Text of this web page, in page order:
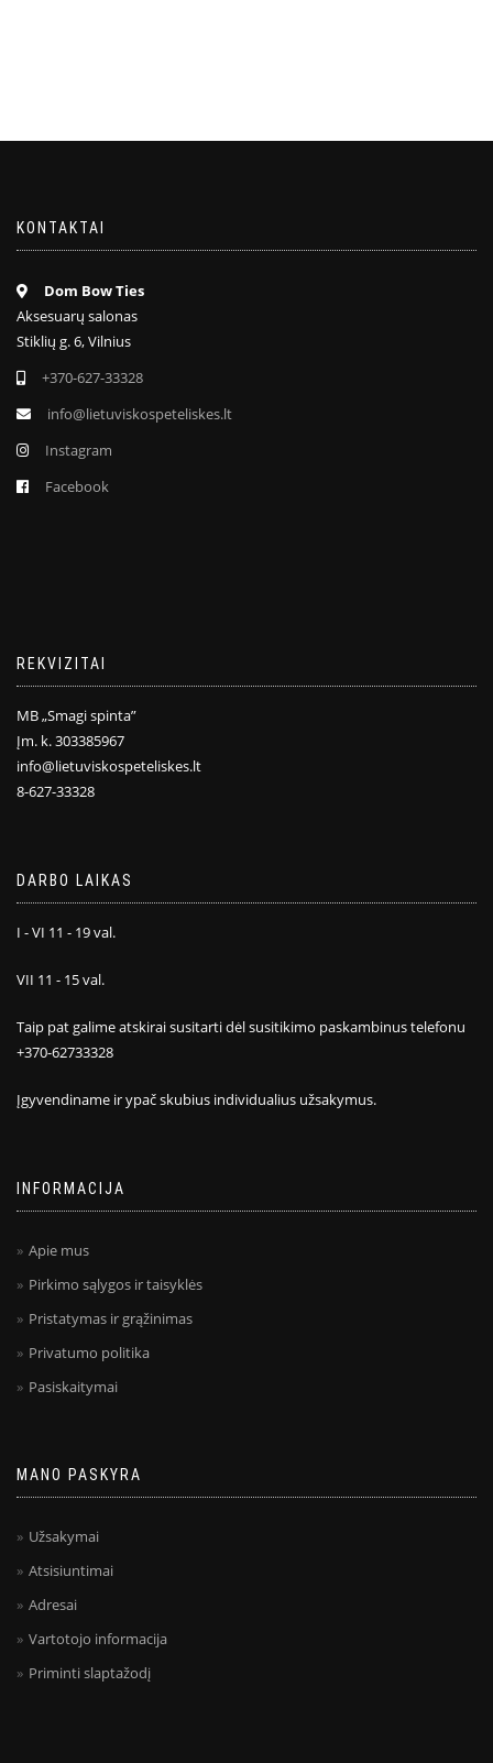
KONTAKTAI
Dom Bow Ties
Aksesuarų salonas
Stiklių g. 6, Vilnius
+370-627-33328
info@lietuviskospeteliskes.lt
Instagram
Facebook
REKVIZITAI
MB „Smagi spinta”
Įm. k. 303385967
info@lietuviskospeteliskes.lt
8-627-33328
DARBO LAIKAS
I - VI 11 - 19 val.
VII 11 - 15 val.
Taip pat galime atskirai susitarti dėl susitikimo paskambinus telefonu
+370-62733328
Įgyvendiname ir ypač skubius individualius užsakymus.
INFORMACIJA
Apie mus
Pirkimo sąlygos ir taisyklės
Pristatymas ir grąžinimas
Privatumo politika
Pasiskaitymai
MANO PASKYRA
Užsakymai
Atsisiuntimai
Adresai
Vartotojo informacija
Priminti slaptažodį